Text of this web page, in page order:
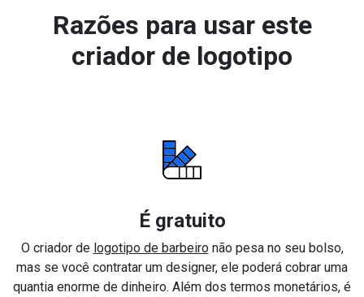
Razões para usar este
criador de logotipo
É gratuito
O criador de logotipo de barbeironão pesa no seu bolso,
mas se você contratar um designer, ele poderá cobrar uma
quantia enorme de dinheiro. Além dos termos monetários, é